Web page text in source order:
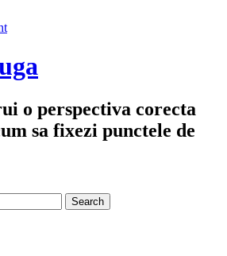
o perspectiva corecta
sa fixezi punctele de